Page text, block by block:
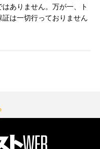
ありません。万が一、ト
は一切行っておりません